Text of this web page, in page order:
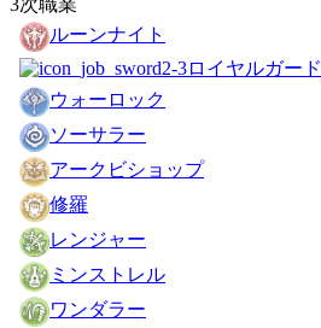
3次職業
ルーンナイト
ロイヤルガード
ウォーロック
ソーサラー
アークビショップ
修羅
レンジャー
ミンストレル
ワンダラー